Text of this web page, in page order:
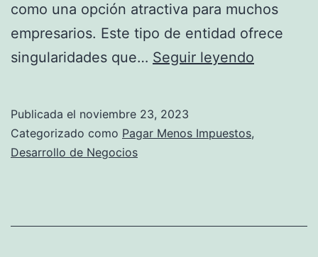
como una opción atractiva para muchos
empresarios. Este tipo de entidad ofrece
singularidades que… Seguir leyendo
a
Publicada el noviembre 23, 2023
Categorizado como Pagar Menos Impuestos,
Desarrollo de Negocios